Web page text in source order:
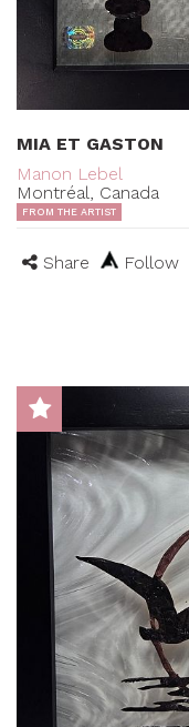
MIA ET GASTON
Manon Lebel
Montréal, Canada
FROM THE ARTIST
Share Follow